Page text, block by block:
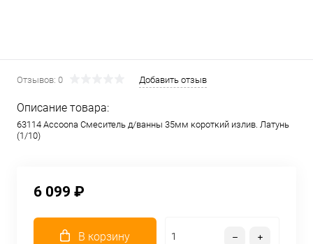
Отзывов: 0 Добавить отзыв
Описание товара:
63114 Accoona Смеситель д/ванны 35мм короткий излив. Латунь
(1/10)
6 099 ₽
В корзину